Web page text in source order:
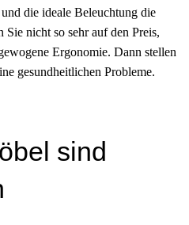
die ideale Beleuchtung die
nicht so sehr auf den Preis,
Ergonomie. Dann stellen
gesundheitlichen Probleme.
sind